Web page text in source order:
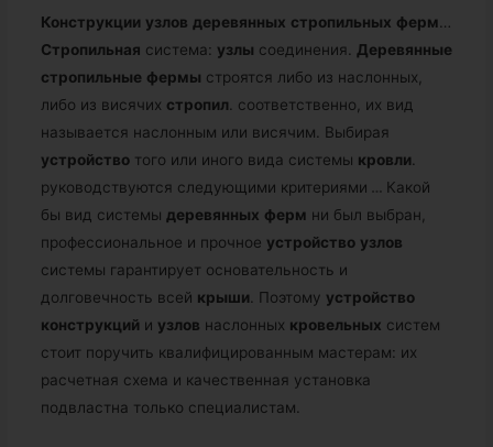
Конструкции узлов деревянных стропильных ферм…
Стропильная система: узлы соединения. Деревянные
стропильные фермы строятся либо из наслонных,
либо из висячих стропил. соответственно, их вид
называется наслонным или висячим. Выбирая
устройствотого или иного вида системы кровли.
руководствуются следующими критериями … Какой
бы вид системы деревянных ферм ни был выбран,
профессиональное и прочное устройство узлов
системы гарантирует основательность и
долговечность всей крыши. Поэтому устройство
конструкций и узлов наслонных кровельных систем
стоит поручить квалифицированным мастерам: их
расчетная схема и качественная установка
подвластна только специалистам.